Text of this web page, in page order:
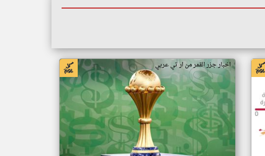
اخبار جزر القمر من ار تي عربي